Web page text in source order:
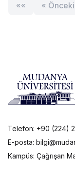
«« « Önceki
Telefon: +90 (224)
E-posta:
Kampüs: Çağrışan